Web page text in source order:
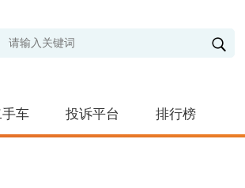
车 投诉平台 排行榜